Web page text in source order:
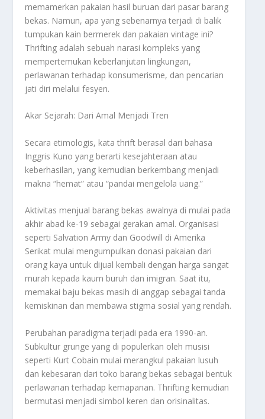
memamerkan pakaian hasil buruan dari pasar barang
bekas. Namun, apa yang sebenarnya terjadi di balik
tumpukan kain bermerek dan pakaianvintage ini?
Thrifting adalah sebuah narasi kompleks yang
mempertemukan keberlanjutan lingkungan,
perlawanan terhadap konsumerisme, dan pencarian
jati diri melalui fesyen.
Akar Sejarah: Dari Amal Menjadi Tren
Secara etimologis, katathrift berasal dari bahasa
Inggris Kuno yang berarti kesejahteraan atau
keberhasilan, yang kemudian berkembang menjadi
makna “hemat” atau “pandai mengelola uang.”
Aktivitas menjual barang bekas awalnya di mulai pada
akhir abad ke-19 sebagai gerakan amal. Organisasi
seperti Salvation Army dan Goodwill di Amerika
Serikat mulai mengumpulkan donasi pakaian dari
orang kaya untuk dijual kembali dengan harga sangat
murah kepada kaum buruh dan imigran. Saat itu,
memakai baju bekas masih di anggap sebagai tanda
kemiskinan dan membawa stigma sosial yang rendah.
Perubahan paradigma terjadi pada era 1990-an.
Subkultur grunge yang di populerkan oleh musisi
seperti Kurt Cobain mulai merangkul pakaian lusuh
dan kebesaran dari toko barang bekas sebagai bentuk
perlawanan terhadap kemapanan. Thrifting kemudian
bermutasi menjadi simbol keren dan orisinalitas.